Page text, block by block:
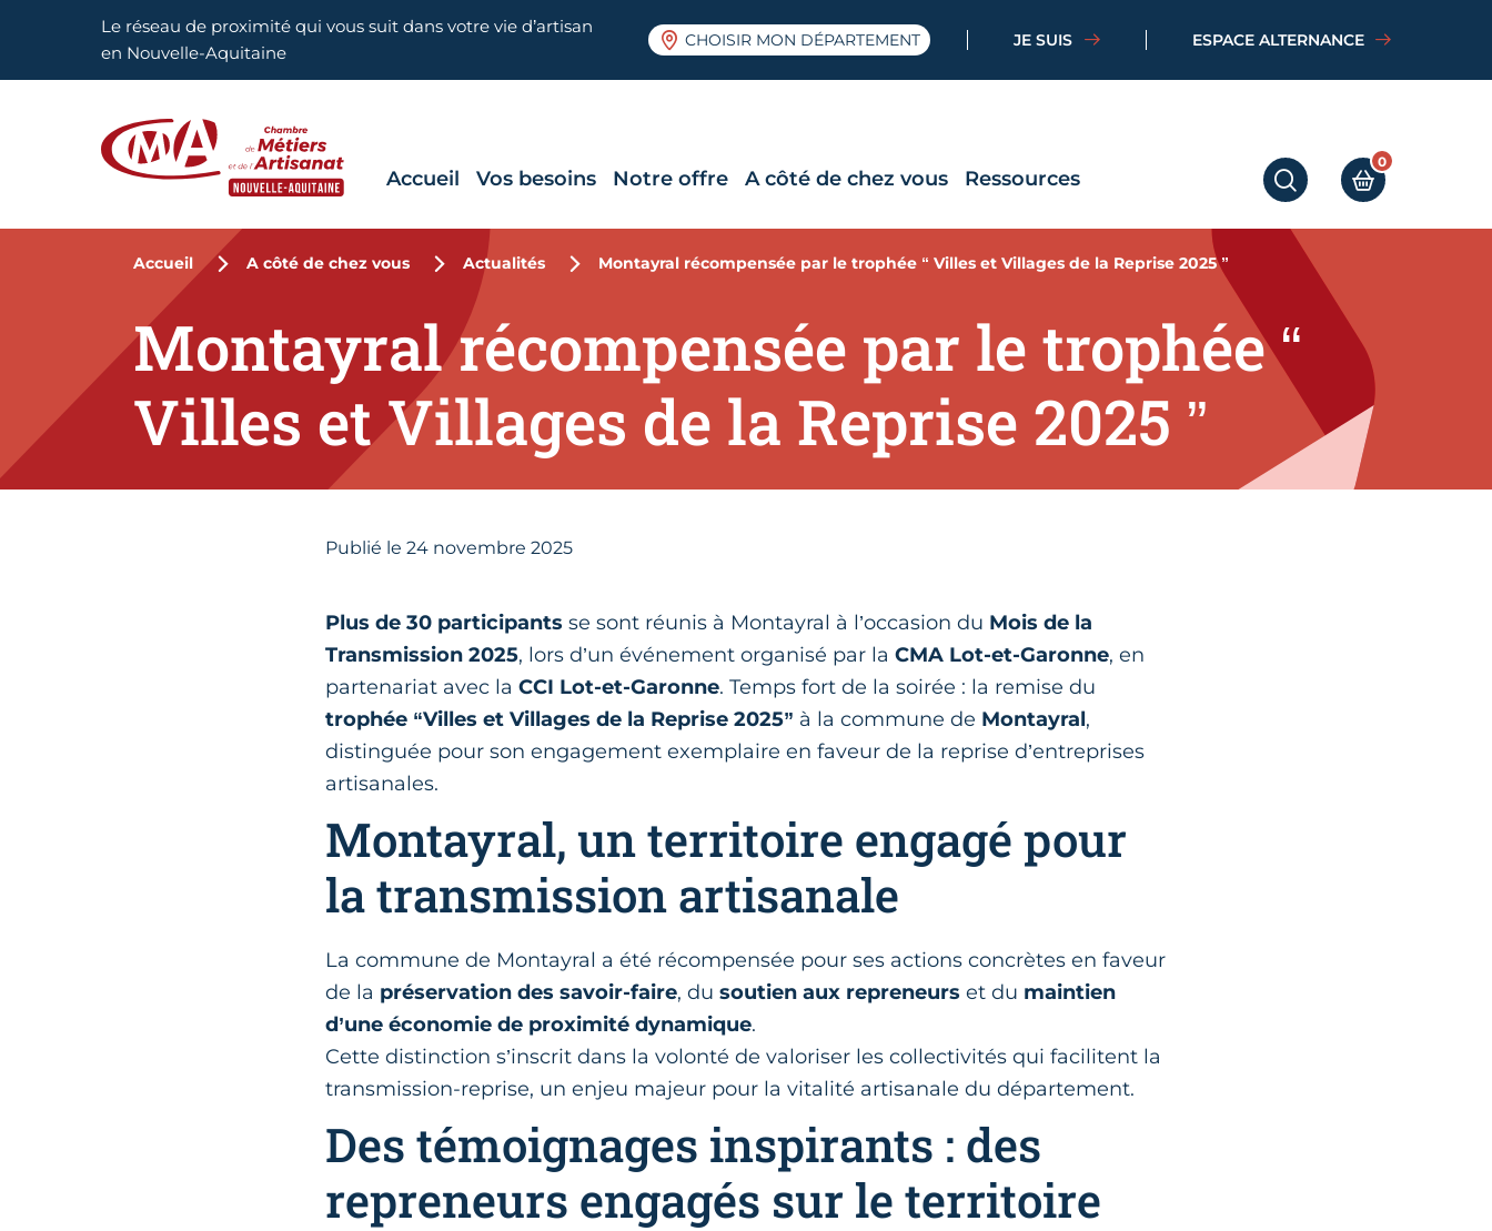
Aller en haut de pageLe réseau de proximité qui vous suit dans votre vie d’artisan
en Nouvelle-Aquitaine
CHOISIR MON DÉPARTEMENT JE SUIS ESPACE ALTERNANCE
RECHERCHERMON PANIER
0
Accueil Vos besoins Notre offre A côté de chez vous Ressources
Accueil A côté de chez vous Actualités Montayral récompensée par le trophée “ Villes et Villages de la Reprise 2025 ”
Montayral récompensée par le trophée “
Villes et Villages de la Reprise 2025 ”
Publié le24 novembre 2025
Plus de 30 participants se sont réunis à Montayral à l’occasion du Mois de la
Transmission 2025, lors d’un événement organisé par laCMA Lot-et-Garonne, en
partenariat avec laCCI Lot-et-Garonne. Temps fort de la soirée : la remise du
trophée “Villes et Villages de la Reprise 2025” à la commune de Montayral,
distinguée pour son engagement exemplaire en faveur de la reprise d’entreprises
artisanales.
Montayral, un territoire engagé pour
la transmission artisanale
La commune de Montayral a été récompensée pour ses actions concrètes en faveur
de la préservation des savoir-faire, dusoutien aux repreneurs et du maintien
d’une économie de proximité dynamique.
Cette distinction s’inscrit dans la volonté de valoriser les collectivités qui facilitent la
transmission-reprise, un enjeu majeur pour la vitalité artisanale du département.
Des témoignages inspirants : des
repreneurs engagés sur le territoire